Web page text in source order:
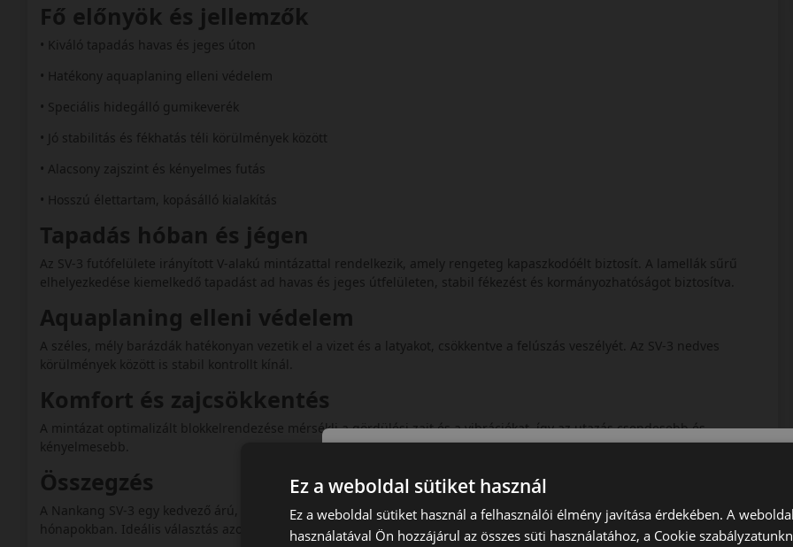
Fő előnyök és jellemzők
• Kiváló tapadás havas és jeges úton
• Hatékony aquaplaning elleni védelem
• Speciális hidegálló gumikeverék
• Jó stabilitás és fékhatás téli körülmények között
• Alacsony zajszint és kényelmes futás
• Hosszú élettartam, kopásálló kialakítás
Tapadás hóban és jégen
Az SV-3 futófelülete irányított V-alakú mintázattal rendelkezik, amely rengeteg kapaszkodóélt biztosít. A lamellák sűrű
elhelyezkedése kiemelkedő tapadást ad havas és jeges útfelületen, stabil fékezést és kormányozhatóságot biztosítva.
Aquaplaning elleni védelem
A széles, mély barázdák hatékonyan vezetik el a vizet és a latyakot, csökkentve a felúszás veszélyét. Az SV-3 nedves
körülmények között is stabil kontrollt kínál.
Komfort és zajcsökkentés
A mintázat optimalizált blokkelrendezése mérsékli a gördülési zajt és a vibrációkat, így az utazás csendesebb és
kényelmesebb.
Összegzés
A Nankang SV-3 egy kedvező árú, megbízható téli gumiabroncs, amely kiegyensúlyozott teljesítményt nyújt a hideg
hónapokban. Ideális választás azoknak, akik biztonságot és stabilitást keresnek hóban, jégen és nedves úton is.
Ez a weboldal sütiket használ
Ez a weboldal sütiket használ a felhasználói élmény javítása érdekében. A
használatával Ön hozzájárul az összes süti használatához, a Cookie